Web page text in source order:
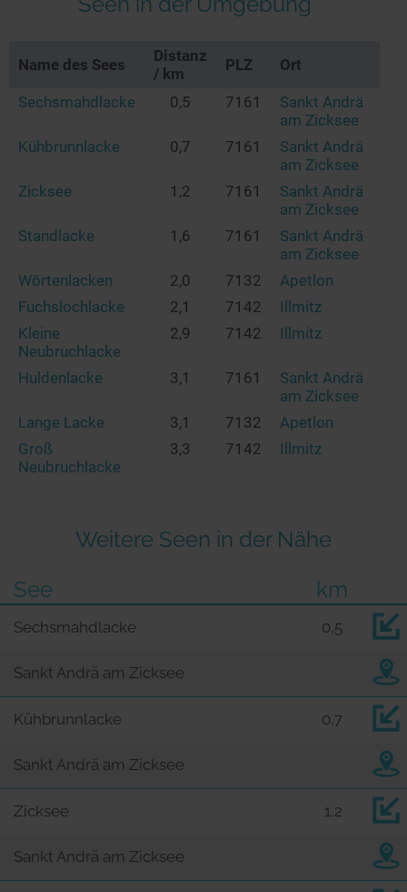
Name des Sees
Distanz
/ km
PLZ Ort
Sechsmahdlacke 0,5 7161
Sankt Andrä
am Zicksee
Kühbrunnlacke
0,7 7161
Sankt Andrä
am Zicksee
Zicksee
1,2 7161
Sankt Andrä
am Zicksee
Standlacke
1,6 7161
Sankt Andrä
am Zicksee
Wörtenlacken
2,0 7132
Apetlon
Fuchslochlacke
2,1 7142
Illmitz
Kleine
Neubruchlacke
2,9 7142 Illmitz
Huldenlacke 3,1 7161
Sankt Andrä
am Zicksee
Lange Lacke
3,1 7132
Apetlon
Groß
Neubruchlacke
3,3 7142 Illmitz
Weitere Seen in der Nähe
See
km
Sechsmahdlacke 0,5
Sankt Andrä am Zicksee
Kühbrunnlacke 0,7
Sankt Andrä am Zicksee
Zicksee 1,2
Sankt Andrä am Zicksee